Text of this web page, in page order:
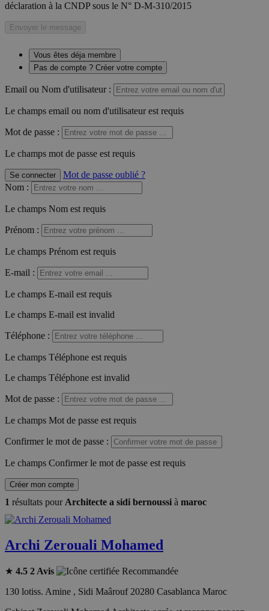
déclaration à la CNDP sous le N° D-M-310/2015
Envoyer le message
Vous êtes déja membre
Pas de compte ? Créer votre compte
Email ou Nom d'utilisateur :
Le champs email ou nom d'utilisateur est requis
Mot de passe :
Le champs mot de passe est requis
Se connecter
Mot de passe oublié ?
Nom :
Le champs Nom est requis
Prénom :
Le champs Prénom est requis
E-mail :
Le champs E-mail est requis
Le champs E-mail est invalid
Téléphone :
Le champs Téléphone est requis
Le champs Téléphone est invalid
Mot de passe :
Le champs Mot de passe est requis
Confirmer le mot de passe :
Le champs Confirmer le mot de passe est requis
Créer mon compte
1 résultats pour Architecte a sidi bernoussi à maroc
Archi Zerouali Mohamed
★ 4.5 2 Avis
Recommandée
130 lotiss. Amine , Sidi Maârouf 20280 Casablanca Maroc